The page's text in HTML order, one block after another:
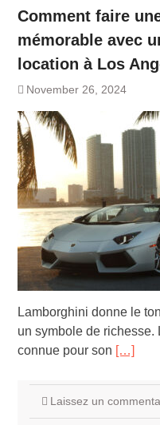
Comment faire
mémorable avec
location à Los
November 26, 2024
Lamborghini donne le
un symbole de
connue pour son […]
Laissez un